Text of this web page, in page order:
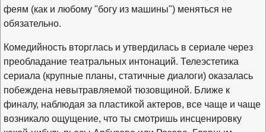
феям (как и любому "богу из машины") меняться не
обязательно.
Комедийность вторглась и утвердилась в сериале через
преобладание театральных интонаций. Телеэстетика
сериала (крупные планы, статичные диалоги) оказалась
побеждена невытравляемой тюзовщиной. Ближе к
финалу, наблюдая за пластикой актеров, все чаще и чаще
возникало ощущение, что ты смотришь инсценировку